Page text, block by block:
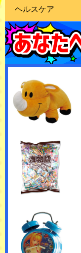
ヘルスケア